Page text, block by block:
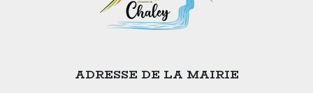
ADRESSE DE LA MAIRIE